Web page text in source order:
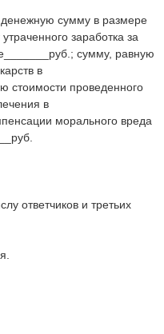
денежную сумму в размере
заработка за
сумму, равную
в
стоимости проведенного
в
морального вреда
ответчиков и третьих